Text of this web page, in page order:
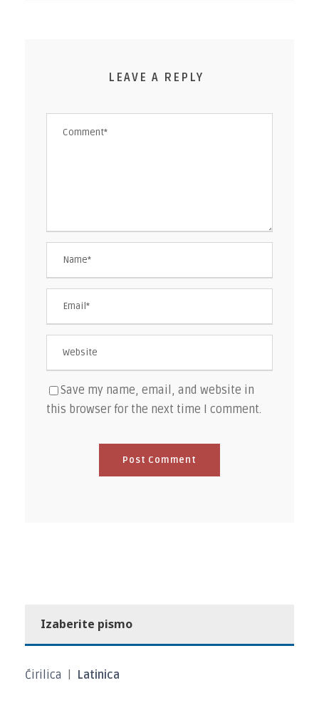
LEAVE A REPLY
Save my name, email, and website in
this browser for the next time I comment.
Izaberite pismo
Ćirilica Latinica